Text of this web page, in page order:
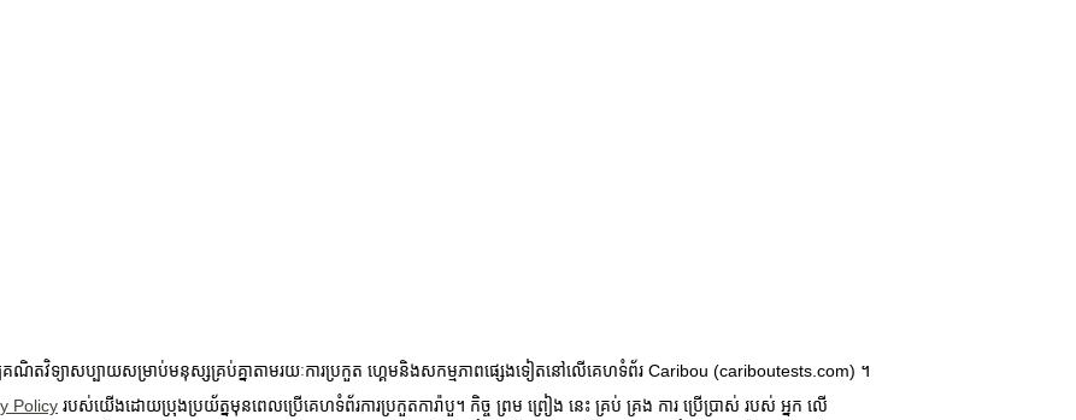
តវិទ្យាសប្បាយសម្រាប់មនុស្សគ្រប់គ្នាតាមរយៈការប្រកួត ហ្គេមនិងសកម្មភាពផ្សេងទៀតនៅលើគេហទំព័រ Caribou (cariboutests.com) ។
Policy របស់យើងដោយប្រុងប្រយ័ត្នមុនពេលប្រើគេហទំព័រការប្រកួតការ៉ាបួ។ កិច្ច ព្រម ព្រៀង នេះ គ្រប់ គ្រង ការ ប្រើប្រាស់ របស់ អ្នក លើ